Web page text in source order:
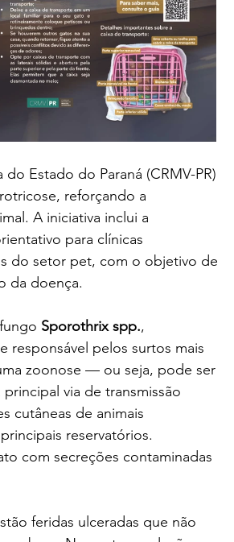
Estado do Paraná (CRMV-PR)
reforçando a
A iniciativa inclui a
para clínicas
do setor pet, com o objetivo de
da doença.
Sporothrix spp.,
responsável pelos surtos mais
zoonose — ou seja, pode ser
via de transmissão
cutâneas de animais
reservatórios.
com secreções contaminadas
feridas ulceradas que não